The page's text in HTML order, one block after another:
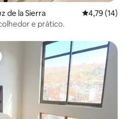
de la Sierra 4,79 de uma
4,79 (14)
e prático.